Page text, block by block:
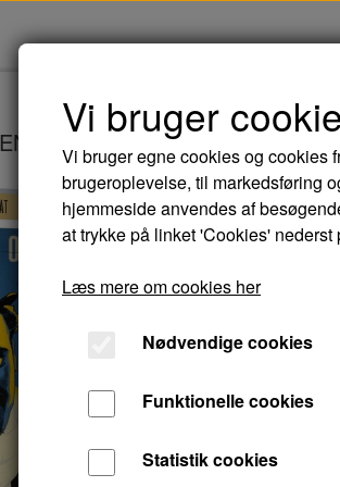
EN HERRE I KJOLE OG HVIDT -
EN
DVD
44,00 kr.
En ung herre i
Vi bruger
Vi bruger egne cookies og cookies
brugeroplevelse, til markedsføring
hjemmeside anvendes af
at trykke på linket 'Cookies' nederst
Læs mere om cookies her
Nødvendige cookies
Funktionelle cookies
Statistik cookies